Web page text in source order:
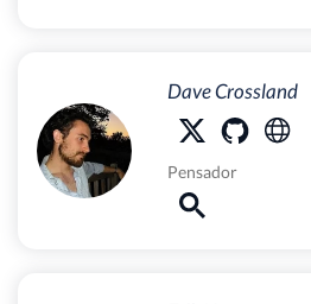
Dave Crossland
Pensador